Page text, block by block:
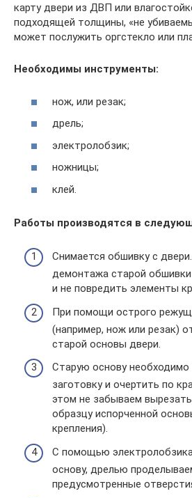
карту двери из ДВП или
подходящей толщины, «не
может послужить оргстекло или
Необходимы инструменты:
нож, или резак;
дрель;
электролобзик;
ножницы;
клей.
Работы производятся в
Снимается обшивку с
демонтажа старой обшивки
и не повредить элементы
При помощи острого
(например, нож или резак)
старой основы двери.
Старую основу
заготовку и очертить по
этом не забываем
образцу испорченной
крепления).
С помощью
основу, дрелью
предусмотренные